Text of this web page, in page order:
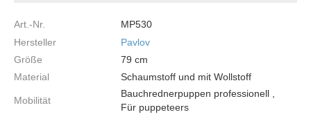
Art.-Nr.
MP530
Hersteller
Pavlov
Größe
79 cm
Material
Schaumstoff und mit Wollstoff
Mobilität
Bauchrednerpuppen professionell ,
Für puppeteers